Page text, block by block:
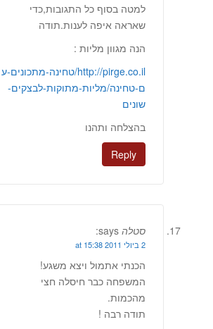
למטה בסוף כל התגובות,כדי
שאראה איפה לענות.תודה
הנה מגוון מליות :
http://pirge.co.il/טחינה-מתכונים-ע
ם-טחינה/מליות-מתוקות-לבצקים-
שונים
בהצלחה ותהנו
Reply
סטלה says:
2 ביולי 2011 at 15:38
הכנתי אתמול ויצא משגע!
המשפחה כבר חיסלה חצי
מהכמות.
תודה רבה !